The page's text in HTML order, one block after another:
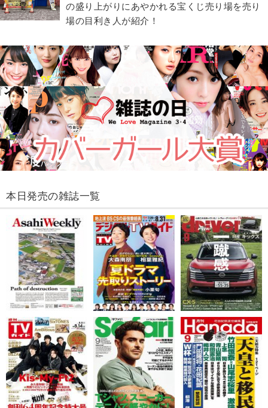
の盛り上がりにあやかれる宝くじ売り場を売り
場の目利き人が紹介！
本日発売の雑誌一覧